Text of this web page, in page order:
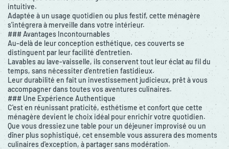
intuitive.
Adaptée à un usage quotidien ou plus festif, cette ménagère
s'intégrera à merveille dans votre intérieur.
### Avantages Incontournables
Au-delà de leur conception esthétique, ces couverts se
distinguent par leur facilité d'entretien.
Lavables au lave-vaisselle, ils conservent tout leur éclat au fil du
temps, sans nécessiter d'entretien fastidieux.
Leur durabilité en fait un investissement judicieux, prêt à vous
accompagner dans toutes vos aventures culinaires.
### Une Expérience Authentique
C'est en réunissant praticité, esthétisme et confort que cette
ménagère devient le choix idéal pour enrichir votre quotidien.
Que vous dressiez une table pour un déjeuner improvisé ou un
dîner plus sophistiqué, cet ensemble vous assurera des moments
culinaires d'exception, à partager sans modération.